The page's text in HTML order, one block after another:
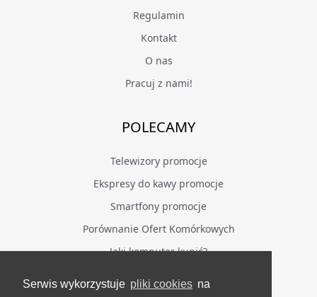
Serwis wykorzystuje pliki cookies na
Regulamin
Kontakt
O nas
Pracuj z nami!
POLECAMY
Telewizory promocje
Ekspresy do kawy promocje
Smartfony promocje
Porównanie Ofert Komórkowych
Jaki komputer kupić?